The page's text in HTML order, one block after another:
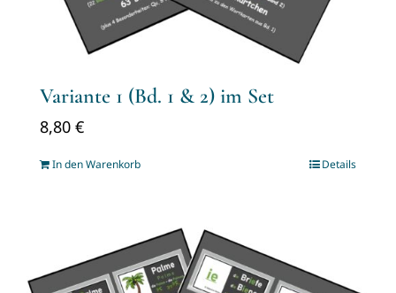
Variante 1 (Bd. 1 & 2) im Set
8,80 €
In den Warenkorb Details